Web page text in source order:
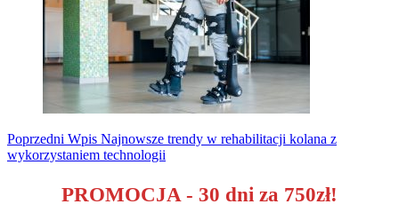
Poprzedni Wpis Najnowsze trendy w rehabilitacji kolana z
wykorzystaniem technologii
PROMOCJA - 30 dni za 750zł!